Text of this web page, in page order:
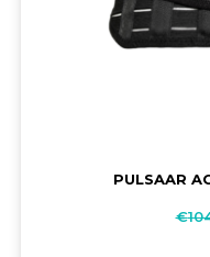
PULSAAR
€